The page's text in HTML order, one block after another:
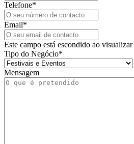
Telefone*
Email*
Este campo está escondido ao
Tipo do Negócio*
Mensagem